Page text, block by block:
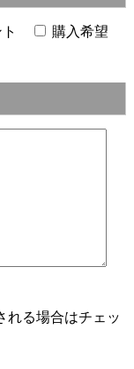
購入希望
れる場合はチェッ